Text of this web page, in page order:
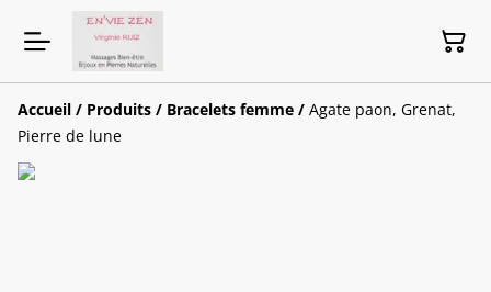
Accueil / Produits / Bracelets femme / Agate paon, Grenat,
Pierre de lune